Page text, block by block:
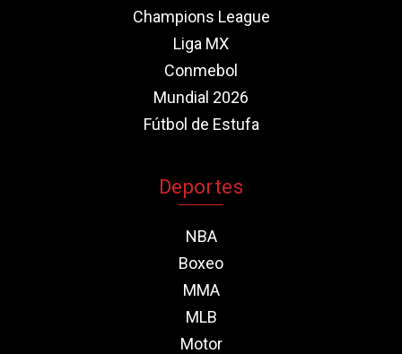
Champions League
Liga MX
Conmebol
Mundial 2026
Fútbol de Estufa
Deportes
NBA
Boxeo
MMA
MLB
Motor